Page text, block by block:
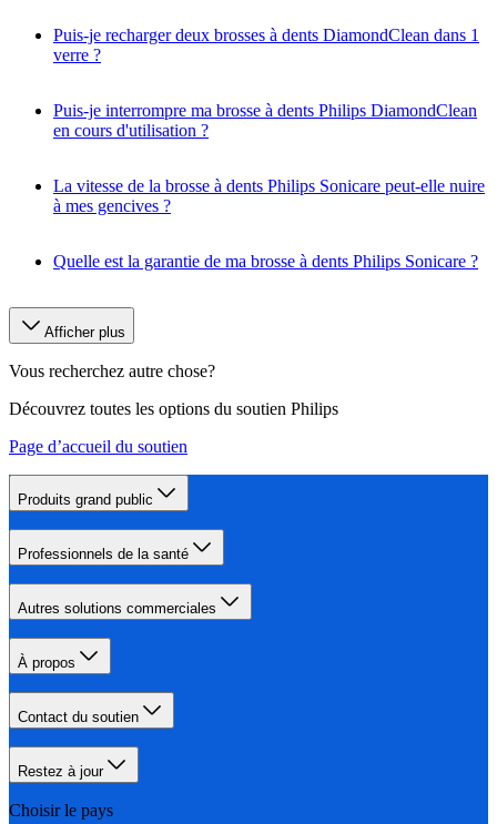
Puis-je recharger deux brosses à dents DiamondClean dans 1
verre ?
Puis-je interrompre ma brosse à dents Philips DiamondClean
en cours d'utilisation ?
La vitesse de la brosse à dents Philips Sonicare peut-elle nuire
à mes gencives ?
Quelle est la garantie de ma brosse à dents Philips Sonicare ?
Afficher plus
Vous recherchez autre chose?
Découvrez toutes les options du soutien Philips
Page d’accueil du soutien
Produits grand public
Professionnels de la santé
Autres solutions commerciales
À propos
Contact du soutien
Restez à jour
Choisir le pays